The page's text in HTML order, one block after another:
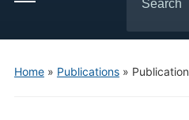
for:
Home» Publications»